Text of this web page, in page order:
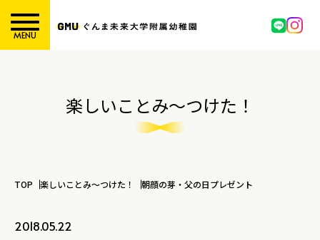
MENU
楽しいことみ～つけた！
TOP 楽しいことみ～つけた！ 朝顔の芽・父の日プレゼント
2018.05.22